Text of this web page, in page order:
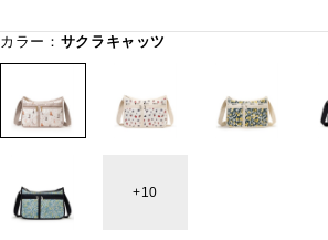
カラー： サクラキャッツ
10